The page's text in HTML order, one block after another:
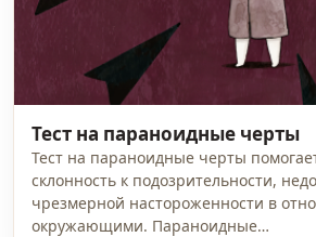
Тест на параноидные черты
Тест на параноидные черты
склонность к подозрительности,
чрезмерной настороженности в
окружающими. Параноидные…